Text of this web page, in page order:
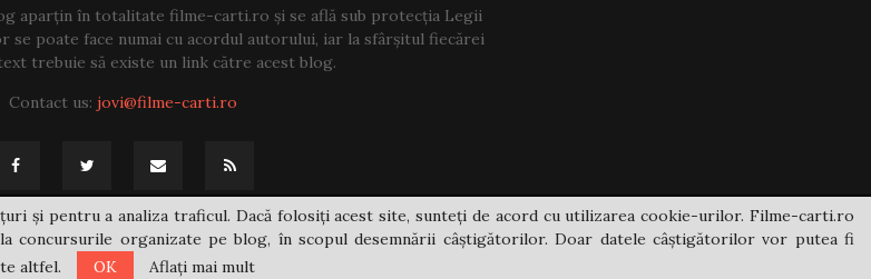
aparțin în totalitate filme-carti.ro și se află sub protecția Legii
se poate face numai cu acordul autorului, iar la sfârșitul fiecărei
trebuie să existe un link către acest blog.
Contact us: jovi@filme-carti.ro
@2021 - filme-carti.ro
și pentru a analiza traficul. Dacă folosiți acest site, sunteți de acord cu utilizarea cookie-urilor. Filme-carti.ro
concursurile organizate pe blog, în scopul desemnării câștigătorilor. Doar datele câștigătorilor vor putea fi
altfel.
OK Aflați mai mult